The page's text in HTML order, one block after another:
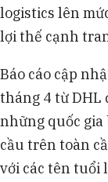
logistics lên
lợi thế cạnh
Báo cáo cập
tháng 4 từ DHL
những quốc
cầu trên toàn
với các tên tuổi